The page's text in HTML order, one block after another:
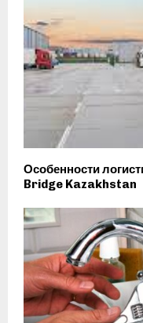
Особенности
Bridge Kazakhstan